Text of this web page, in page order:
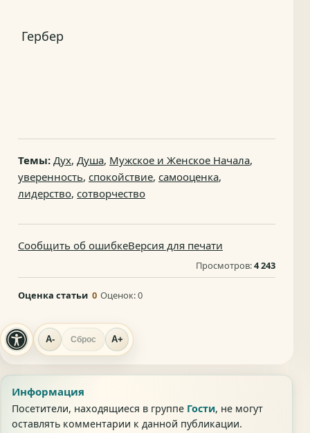
A- Сброс A+
Гербер
Темы: Дух, Душа, Мужское и Женское Начала,
уверенность, спокойствие, самооценка,
лидерство, сотворчество
Сообщить об ошибкеВерсия для печати
Просмотров:4 243
Оценка статьи 0 Оценок:0
Информация
Посетители, находящиеся в группе Гости, не могут
оставлять комментарии к данной публикации.